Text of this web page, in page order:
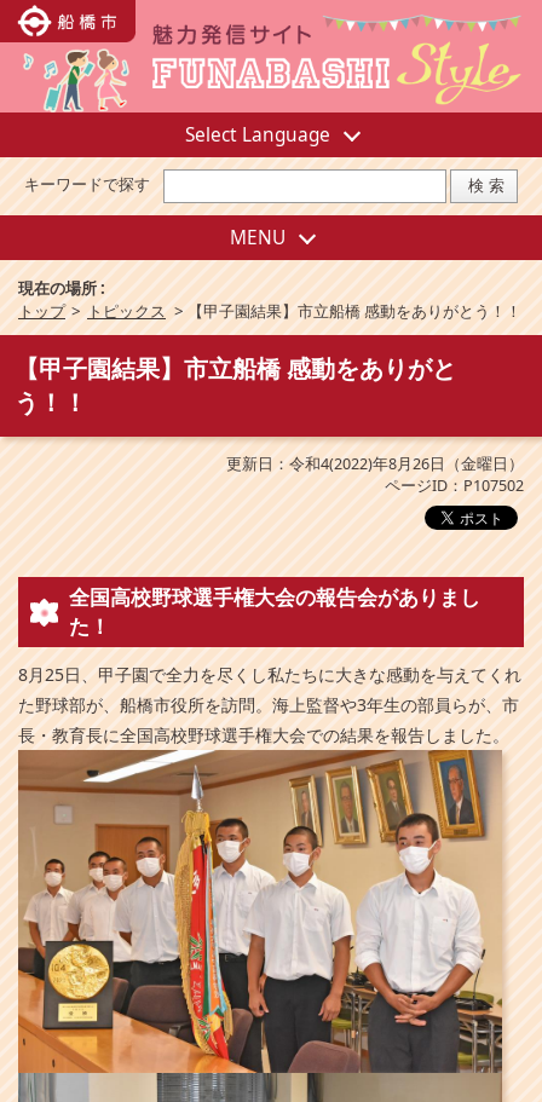
Select Language
キーワードで探す
MENU
現在の場所 :
トップ > トピックス > 【甲子園結果】市立船橋 感動をありがとう！！
【甲子園結果】市立船橋 感動をありがと
う！！
更新日：令和4(2022)年8月26日（金曜日）
ページID：P107502
全国高校野球選手権大会の報告会がありまし
た！
8月25日、甲子園で全力を尽くし私たちに大きな感動を与えてくれ
た野球部が、船橋市役所を訪問。海上監督や3年生の部員らが、市
長・教育長に全国高校野球選手権大会での結果を報告しました。